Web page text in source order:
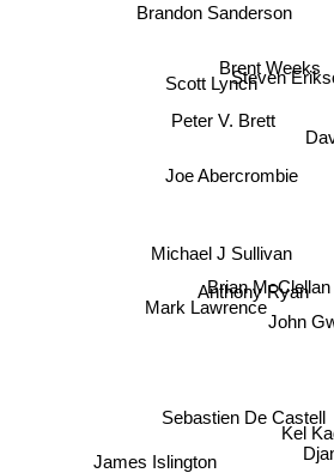
Sebastien De Castell
Brian McClellan
John
Michael J Sullivan
Kel
Anthony Ryan
Mark Lawrence
James Islington
Scott Lynch
Joe Abercrombie
Peter V. Brett
Brent Weeks
Steven
Brandon Sanderson